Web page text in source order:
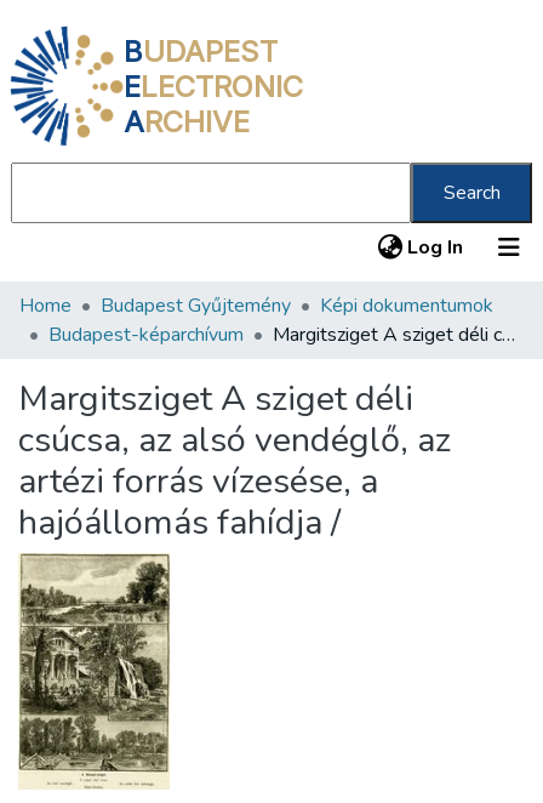
BUDAPEST
ELECTRONIC
ARCHIVE
Search
Log In (current)
Communities & Collections
Statistics
About us
Home Budapest Gyűjtemény
Képi dokumentumok
Budapest-képarchívum
Margitsziget A sziget déli csúcsa, az alsó vendéglő, az artézi forrás vízesése, a hajóállomás fahídja /
Margitsziget A sziget déli
csúcsa, az alsó vendéglő, az
artézi forrás vízesése, a
hajóállomás fahídja /